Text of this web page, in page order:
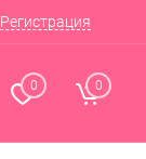
Регистрация
0 0